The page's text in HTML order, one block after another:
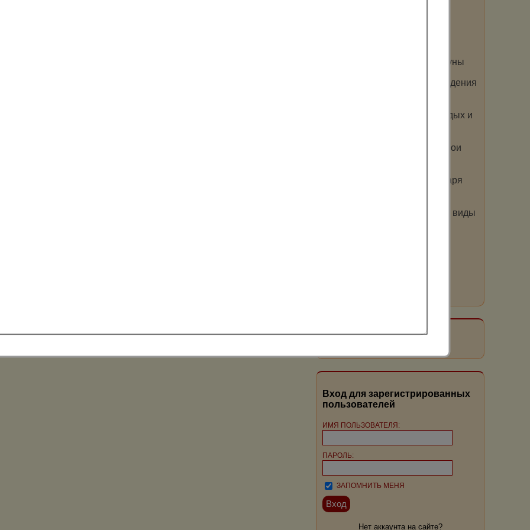
традиции.
тонуса и отличным настроением.
отдыха, караоке,бильярд. Работает банщик, широкий
или грязевые процедуры.
о заведении
5 причин для посещения сауны
Как отпраздновать день рождения
Сауны Сергиев Посад — отдых и
Сауны Твери предлагают свои
Сбрось лишний вес, благодаря
Сауны Уфы предлагают все виды
Вход для зарегистрированных
пользователей
ИМЯ ПОЛЬЗОВАТЕЛЯ:
ПАРОЛЬ:
ЗАПОМНИТЬ МЕНЯ
Нет аккаунта на сайте?